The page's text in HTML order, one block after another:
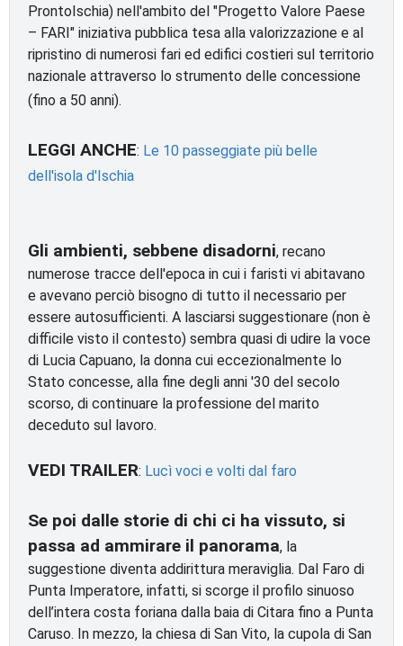
ProntoIschia) nell'ambito del "Progetto Valore Paese
– FARI" iniziativa pubblica tesa alla valorizzazione e al
ripristino di numerosi fari ed edifici costieri sul territorio
nazionale attraverso lo strumento delle concessione
(fino a 50 anni).
LEGGI ANCHE: Le 10 passeggiate più belle
dell'isola d'Ischia
Gli ambienti, sebbene disadorni, recano
numerose tracce dell'epoca in cui i faristi vi abitavano
e avevano perciò bisogno di tutto il necessario per
essere autosufficienti. A lasciarsi suggestionare (non è
difficile visto il contesto) sembra quasi di udire la voce
di Lucia Capuano, la donna cui eccezionalmente lo
Stato concesse, alla fine degli anni '30 del secolo
scorso, di continuare la professione del marito
deceduto sul lavoro.
VEDI TRAILER: Lucì voci e volti dal faro
Se poi dalle storie di chi ci ha vissuto, si
passa ad ammirare il panorama, la
suggestione diventa addirittura meraviglia. Dal Faro di
Punta Imperatore, infatti, si scorge il profilo sinuoso
dell’intera costa foriana dalla baia di Citara fino a Punta
Caruso. In mezzo, la chiesa di San Vito, la cupola di San